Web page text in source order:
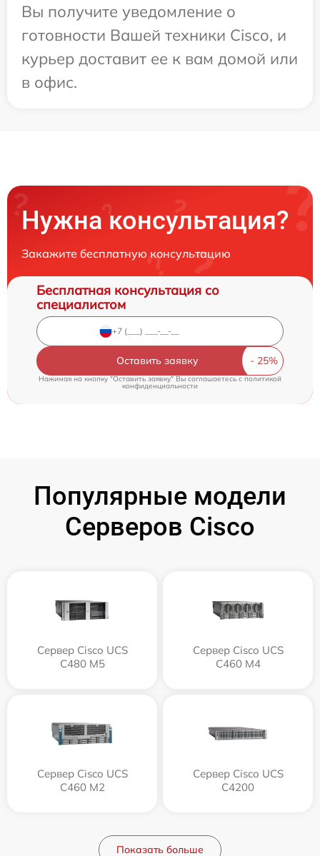
Вы получите уведомление о
готовности Вашей техники Cisco, и
курьер доставит ее к вам домой или
в офис.
Нужна консультация?
Закажите бесплатную консультацию
Бесплатная консультация со
специалистом
Оставить заявку
Нажимая на кнопку "Оставить заявку" Вы соглашаетесь cполитикой
конфиденциальности
Популярные модели
Серверов Cisco
Сервер Cisco UCS
C480 M5
Сервер Cisco UCS
C460 M4
Сервер Cisco UCS
C460 M2
Сервер Cisco UCS
C4200
Показать больше